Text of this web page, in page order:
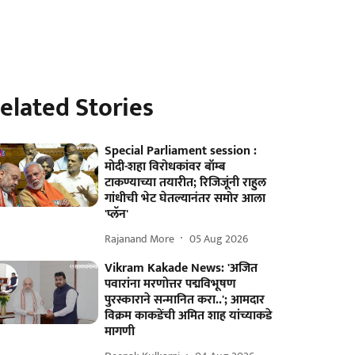
Stories
Special Parliament session :
मोदी-शहा विरोधकांवर बॉम्ब
टाकण्याच्या तयारीत; रिजिजूंनी राहुल
गांधीची भेट घेतल्यानंतर समोर आला
'प्लॅन'
Rajanand More 05 Aug 2026
Vikram Kakade News: 'अजित
पवारांना मरणोत्तर पद्मविभूषण
पुरस्काराने सन्मानित करा..'; आमदार
विक्रम काकडेंची अमित शाह यांच्याकडे
मागणी